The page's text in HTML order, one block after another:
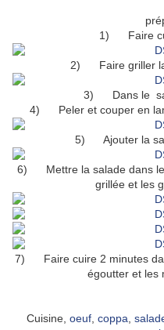
1) Faire
2) Faire griller la
3) Dans le
4) Peler et couper en
5) Ajouter la
6) Mettre la salade dans
grillée et les
7) Faire cuire 2 minutes
égoutter et les
Cuisine, oeuf coppa